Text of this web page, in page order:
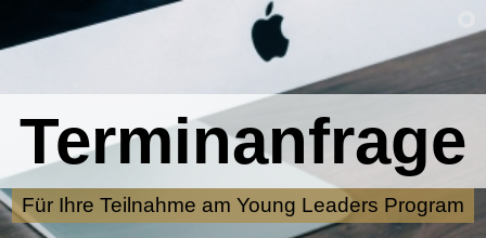
Terminanfrage
Für Ihre Teilnahme am Young Leaders Program